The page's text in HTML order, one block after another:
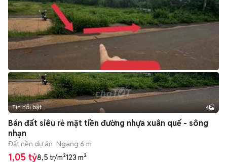
Tin nổi bật 4
Bán đất siêu rẻ mặt tiền đường nhựa xuân quế - sông
nhạn
Đất nền dự án Ngang 6 m
1,05 tỷ8,5 tr/m²123 m²